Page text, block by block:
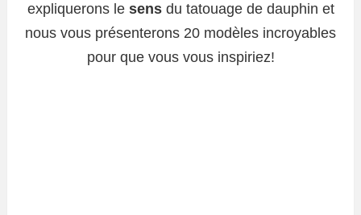
expliquerons le sensdu tatouage de dauphin et
nous vous présenterons 20 modèles incroyables
pour que vous vous inspiriez!